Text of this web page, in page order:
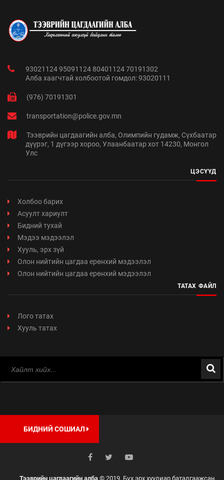
93021124 95091124 80401124 70191302
Алба хаагчтай холбоотой гомдол: 93020111
(976) 70191301
transportation@police.gov.mn
Тээврийн цагдаагийн алба, Олимпийн гудамж, Сүхбаатар
дүүрэг, 1 дүгээр хороо, Улаанбаатар хот 14230, Монгол
Улс
ЦЭСҮҮД
Холбоо барих
Асуулт хариулт
Бидний тухай
Мэдээ мэдээлэл
Хууль, эрх зүй
Олон нийтийн цагдаа ерөнхий мэдээлэл
Олон нийтийн цагдаа ерөнхий мэдээлэл
ТАТАХ ФАЙЛ
Лого татах
Хууль татах
БИДНИЙ СОШИАЛ
Тээврийн цагдаагийн алба © 2019. Бүх эрх хуулиар баталгаажсан.